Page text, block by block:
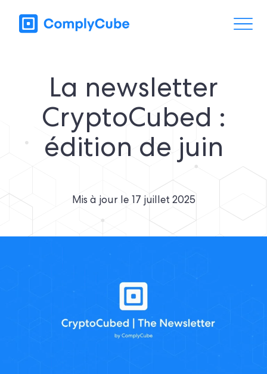
La newsletter
CryptoCubed :
édition de juin
Mis à jour le 17 juillet 2025